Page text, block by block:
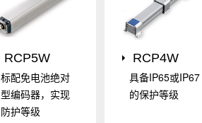
RCP5W
标配免电池绝对
型编码器，实现
防护等级
RCP4W
具备IP65或IP67
的保护等级